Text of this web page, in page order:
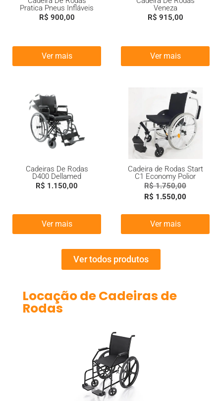
Pratica Pneus Infláveis
R$ 900,00
Ver mais
Veneza
R$ 915,00
Ver mais
Cadeiras De Rodas
D400 Dellamed
R$ 1.150,00
Ver mais
Cadeira de Rodas Start
C1 Economy Polior
R$1.750,00
R$ 1.550,00
Ver mais
Ver todos produtos
Locação de Cadeiras de
Rodas